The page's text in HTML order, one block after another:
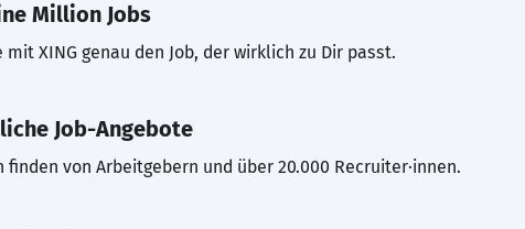
Million Jobs
mit XING genau den Job, der wirklich zu Dir passt.
Job-Angebote
finden von Arbeitgebern und über 20.000 Recruiter·innen.